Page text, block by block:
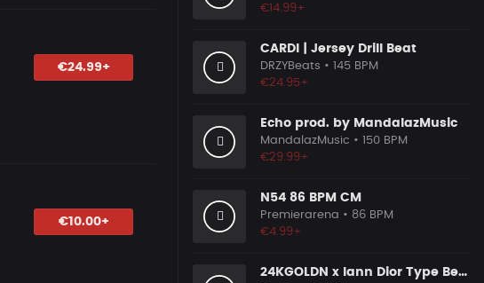
€24.99+
€10.00+
€14.99+
CARDI | Jersey Drill Beat
DRZYBeats • 145 BPM
€24.95+
Echo prod. by MandalazMusic
MandalazMusic • 150 BPM
€29.99+
N54 86 BPM CM
Premierarena • 86 BPM
€4.99+
24KGOLDN x Iann Dior Type Beat - "FRIENDSHIP"